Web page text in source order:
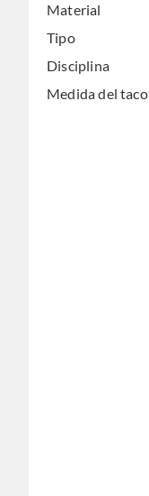
Material
Tipo
Disciplina
Medida del taco